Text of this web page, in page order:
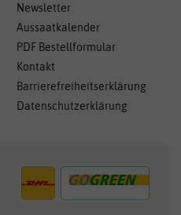
Newsletter
Aussaatkalender
PDF Bestellformular
Kontakt
Barrierefreiheitserklärung
Datenschutzerklärung